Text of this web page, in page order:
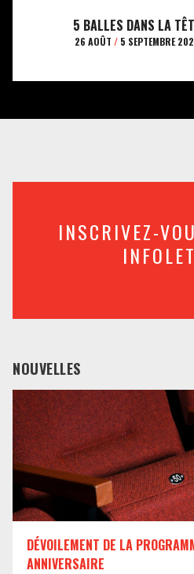
5 BALLES DANS LA
26 AOÛT /5 SEPTEMBRE
INSCRIVEZ-
NOUVELLES
DÉVOILEMENT DE LA
ANNIVERSAIRE